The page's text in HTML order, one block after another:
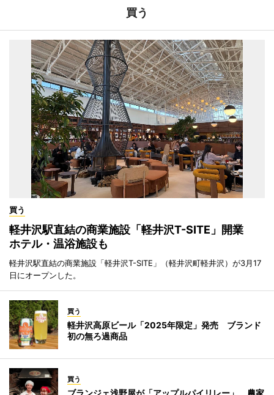
買う
買う
軽井沢駅直結の商業施設「軽井沢T-SITE」開業
ホテル・温浴施設も
軽井沢駅直結の商業施設「軽井沢T-SITE」（軽井沢町軽井沢）が3月17
日にオープンした。
買う
軽井沢高原ビール「2025年限定」発売 ブランド
初の無ろ過商品
買う
ブランジェ浅野屋が「アップルパイリレー」 農家